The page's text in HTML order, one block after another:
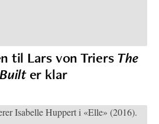
til Lars von TriersThe
er klar